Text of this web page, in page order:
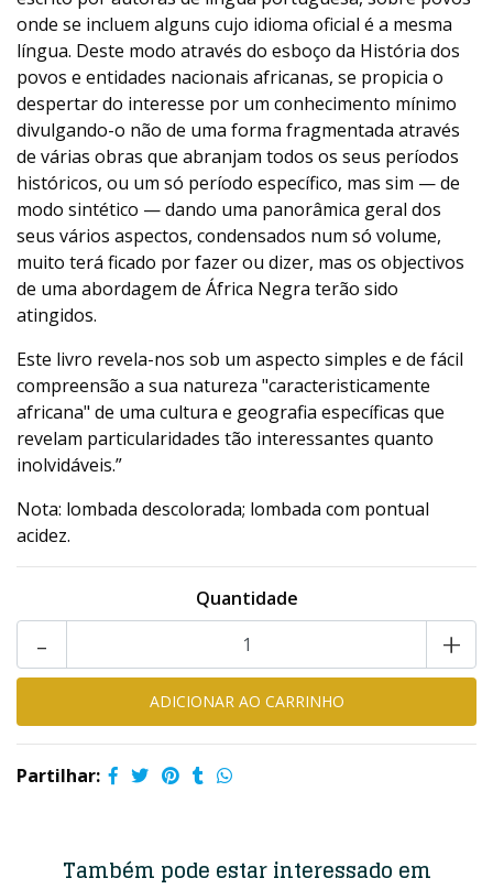
onde se incluem alguns cujo idioma oficial é a mesma
língua. Deste modo através do esboço da História dos
povos e entidades nacionais africanas, se propicia o
despertar do interesse por um conhecimento mínimo
divulgando-o não de uma forma fragmentada através
de várias obras que abranjam todos os seus períodos
históricos, ou um só período específico, mas sim — de
modo sintético — dando uma panorâmica geral dos
seus vários aspectos, condensados num só volume,
muito terá ficado por fazer ou dizer, mas os objectivos
de uma abordagem de África Negra terão sido
atingidos.
Este livro revela-nos sob um aspecto simples e de fácil
compreensão a sua natureza "caracteristicamente
africana" de uma cultura e geografia específicas que
revelam particularidades tão interessantes quanto
inolvidáveis.”
Nota: lombada descolorada; lombada com pontual
acidez.
Quantidade
+
-
Partilhar:
Também pode estar interessado em